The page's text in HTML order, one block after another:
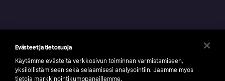
Evästeet ja tietosuoja
Käytämme evästeitä verkkosivun toiminnan varmistamiseen,
yksilöllistämiseen sekä selaamisesi analysointiin. Jaamme myös
tietoja markkinointikumppaneillemme.